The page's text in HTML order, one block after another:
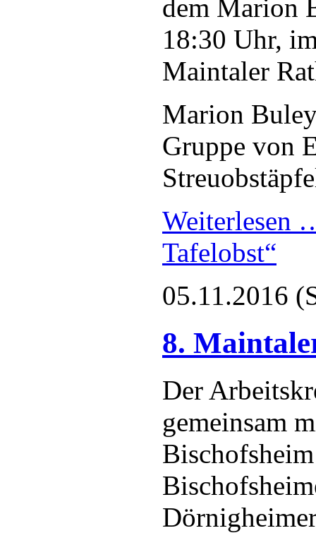
dem Marion
18:30 Uhr,
Maintaler
Marion
Gruppe von
Weiterlesen
Tafelobst“
05.11.2016
8.
Der
gemeinsam